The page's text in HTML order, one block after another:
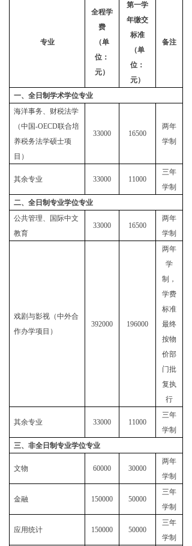
专业
全程学
费
（单
位：
元）
第一学
年缴交
标准
（单
位：
元）
备注
一、全日制学术学位专业
海洋事务、财税法学
（中国-OECD联合培
养税务法学硕士项
目）
33000 16500
两年
学制
其余专业 33000 11000
三年
学制
二、全日制专业学位专业
公共管理、国际中文
教育
33000 16500
两年
学制
戏剧与影视（中外合
作办学项目）
392000 196000
两年
学
制，
学费
标准
最终
按物
价部
门批
复执
行
其余专业 33000 11000
三年
学制
三、非全日制专业学位专业
文物 60000 30000
两年
学制
金融 150000 50000
三年
学制
应用统计 150000 50000
三年
学制